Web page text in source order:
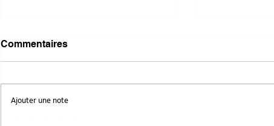
Commentaires
Ajouter une note